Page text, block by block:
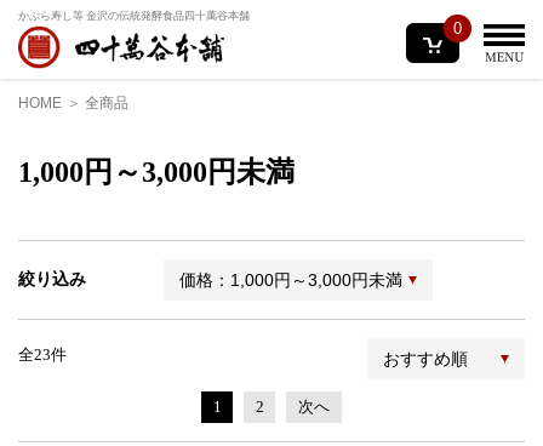
かぶら寿し等 金沢の伝統発酵食品四十萬谷本舗
0
HOME 全商品
1,000円～3,000円未満
絞り込み 価格：1,000円～3,000円未満
全23件
1 2 次へ
おすすめ順